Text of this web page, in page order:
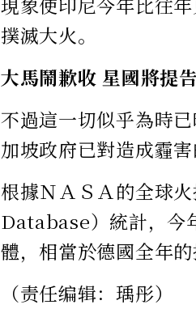
撲滅大火。
大馬鬧歉收 星國將提告
不過這一切似乎為時
加坡政府已對造成霾害
根據ＮＡＳＡ的全球
Database）統計，今
體，相當於德國全年的
（责任编辑：瑀彤）